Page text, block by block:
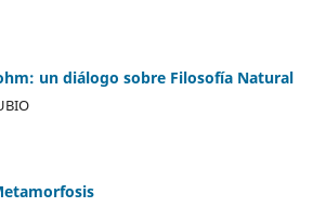
un diálogo sobre Filosofía Natural